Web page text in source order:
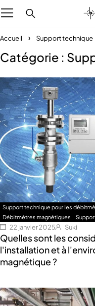
Accueil Support technique
Catégorie :
Support technique pour les
Débitmètres magnétiques
22 janvier 2025 Suki
Quelles sont les
l'installation et à
magnétique ?